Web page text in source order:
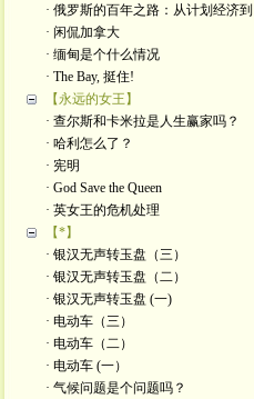
· 俄罗斯的百年之路：从计划经济到
· 闲侃加拿大
· 缅甸是个什么情况
· The Bay, 挺住!
【永远的女王】
· 查尔斯和卡米拉是人生赢家吗？
· 哈利怎么了？
· 宪明
· God Save the Queen
· 英女王的危机处理
【*】
· 银汉无声转玉盘（三）
· 银汉无声转玉盘（二）
· 银汉无声转玉盘 (一)
· 电动车（三）
· 电动车（二）
· 电动车 (一）
· 气候问题是个问题吗？